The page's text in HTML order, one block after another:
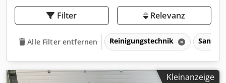
Filter Relevanz
Alle Filter entfernen Reinigungstechnik
Kleinanzeige